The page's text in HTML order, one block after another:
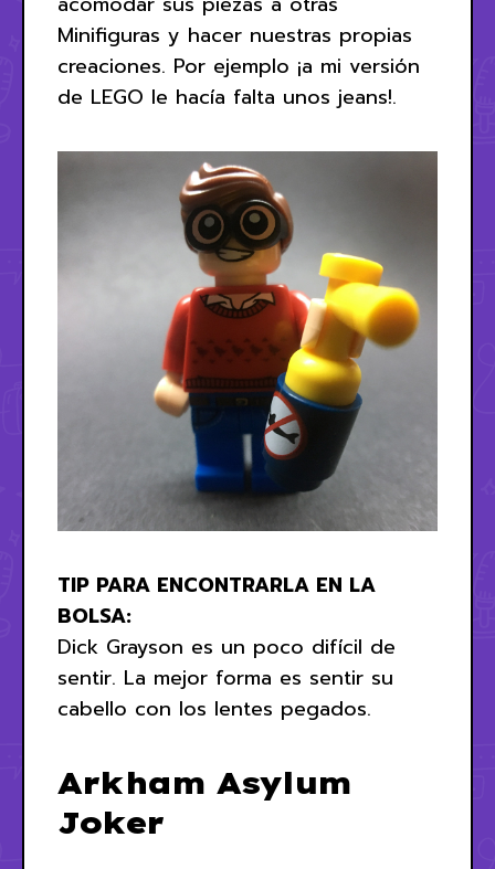
Minifiguras y hacer nuestras propias
creaciones. Por ejemplo ¡a mi versión
de LEGO le hacía falta unos jeans!.
TIP PARA ENCONTRARLA EN LA
BOLSA:
Dick Grayson es un poco difícil de
sentir. La mejor forma es sentir su
cabello con los lentes pegados.
Arkham Asylum
Joker